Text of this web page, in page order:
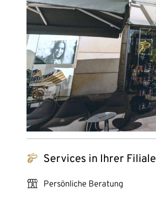
tchibo_logo Services in Ihrer Filiale
personal_services Persönliche Beratung